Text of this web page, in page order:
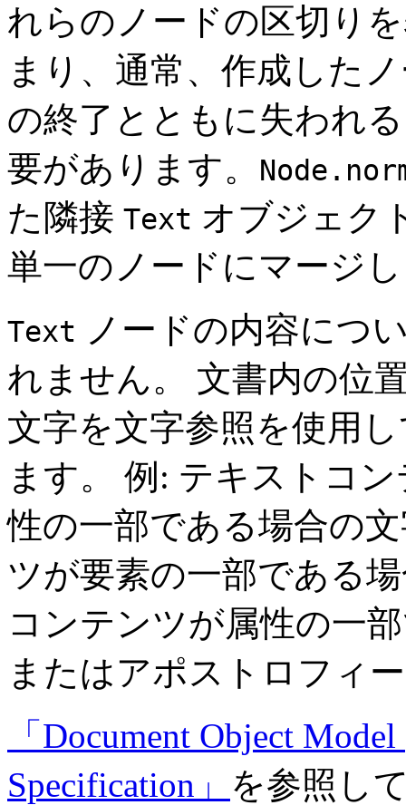
れらのノードの区切り
まり、通常、作成した
の終了とともに失われ
要があります。
た隣接 Text オブジェク
単一のノードにマージ
Text ノードの内容につ
れません。 文書内の位
文字を文字参照を使用
ます。 例: テキストコ
性の一部である場合の
ツが要素の一部である
コンテンツが属性の一
またはアポストロフィ
「Document Object
Specification」 を参照し